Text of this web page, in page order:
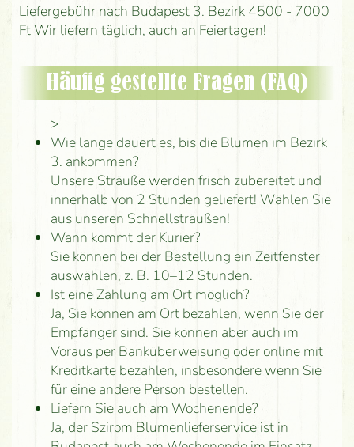
Liefergebühr nach Budapest 3. Bezirk 4500 - 7000
Ft Wir liefern täglich, auch an Feiertagen!
Häufig gestellte Fragen (FAQ)
>
Wie lange dauert es, bis die Blumen im Bezirk
3. ankommen?
Unsere Sträuße werden frisch zubereitet und
innerhalb von 2 Stunden geliefert! Wählen Sie
aus unseren Schnellsträußen!
Wann kommt der Kurier?
Sie können bei der Bestellung ein Zeitfenster
auswählen, z. B. 10–12 Stunden.
Ist eine Zahlung am Ort möglich?
Ja, Sie können am Ort bezahlen, wenn Sie der
Empfänger sind. Sie können aber auch im
Voraus per Banküberweisung oder online mit
Kreditkarte bezahlen, insbesondere wenn Sie
für eine andere Person bestellen.
Liefern Sie auch am Wochenende?
Ja, der Szirom Blumenlieferservice ist in